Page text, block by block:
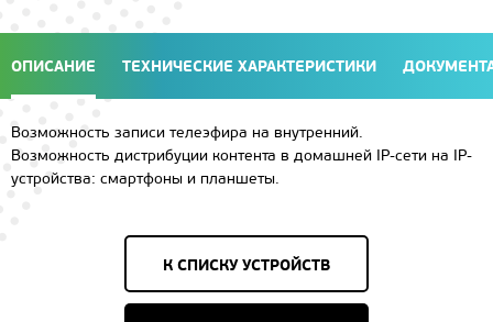
ОПИСАНИЕ ТЕХНИЧЕСКИЕ ХАРАКТЕРИСТИКИ
Возможность записи телеэфира на внутренний.
Возможность дистрибуции контента в домашней IP-cети на IP-
устройства: смартфоны и планшеты.
К СПИСКУ УСТРОЙСТВ